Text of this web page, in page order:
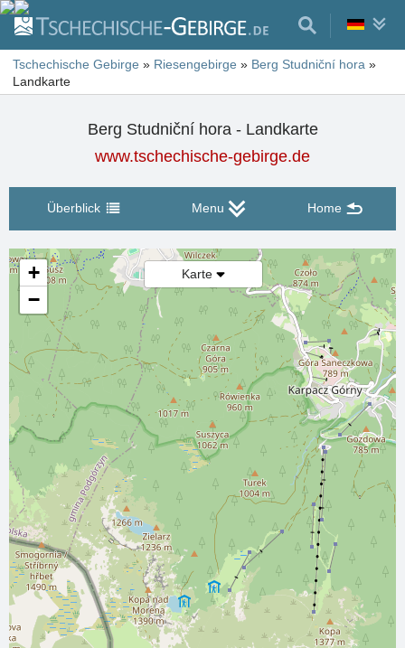
Tschechische Gebirge » Riesengebirge » Berg Studniční hora »
Landkarte
Berg Studniční hora - Landkarte
www.tschechische-gebirge.de
Überblick Menu Home
Karte
+
−